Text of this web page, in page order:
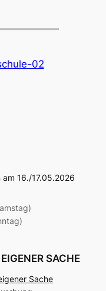
02
16./17.05.2026
SACHE
Sache